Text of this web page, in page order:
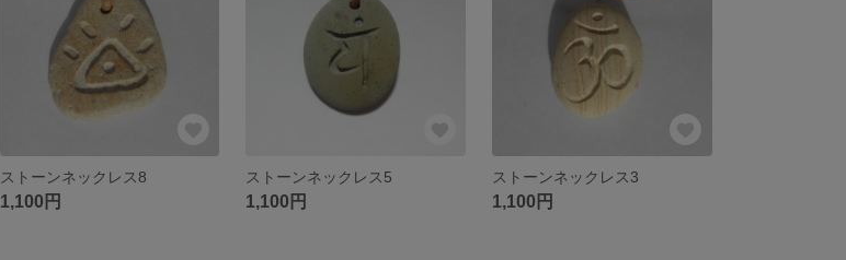
ストーンネックレス8
1,100円
ストーンネックレス5
1,100円
ストーンネックレス3
1,100円